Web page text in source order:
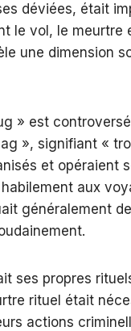
déviées, était
le vol, le meurtre
une dimension
» est
», signifiant «
et opéraient
aux
généralement
ses propres
rituel était
actions